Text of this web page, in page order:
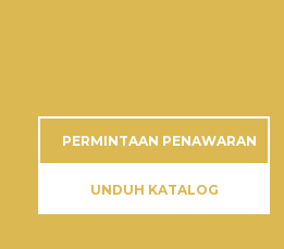
PERMINTAAN PENAWARAN
UNDUH KATALOG